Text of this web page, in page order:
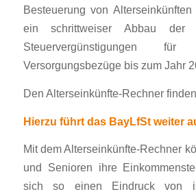
Besteuerung von
ein schrittweiser Abbau der
Steuervergünstigungen
Versorgungsbezüge bis zum Jahr
Den Alterseinkünfte-Rechner
Hierzu führt das BayLfSt weiter
Mit dem Alterseinkünfte-Rechner
und Senioren ihre
sich so einen Eindruck von